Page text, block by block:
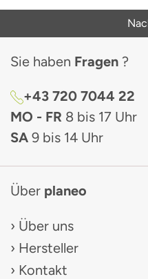
Sie haben Fragen ?
+43 720 7044 22
MO - FR 8 bis 17 Uhr
SA 9 bis 14 Uhr
Über planeo
Über uns
Hersteller
Kontakt